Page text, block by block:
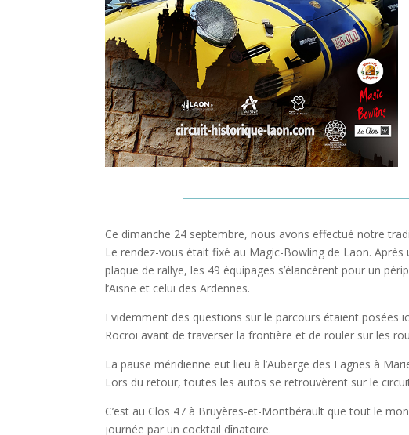
Ce dimanche 24 septembre, nous avons effectué notre
Le rendez-vous était fixé au Magic-Bowling de Laon.
plaque de rallye, les 49 équipages s’élancèrent pour un
l’Aisne et celui des Ardennes.
Evidemment des questions sur le parcours étaient posées
Rocroi avant de traverser la frontière et de rouler sur les
La pause méridienne eut lieu à l’Auberge des Fagnes à
Lors du retour, toutes les autos se retrouvèrent sur le
C’est au Clos 47 à Bruyères-et-Montbérault que tout le
journée par un cocktail dînatoire.